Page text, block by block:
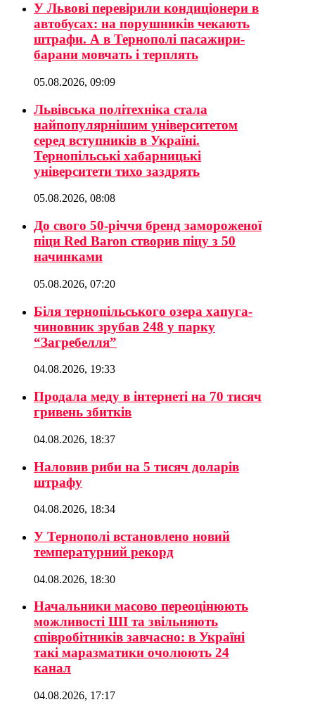
У Львові перевірили кондиціонери в
автобусах: на порушників чекають
штрафи. А в Тернополі пасажири-
барани мовчать і терплять
05.08.2026, 09:09
Львівська політехніка стала
найпопулярнішим університетом
серед вступників в Україні.
Тернопільські хабарницькі
університети тихо заздрять
05.08.2026, 08:08
До свого 50-річчя бренд замороженої
піци Red Baron створив піцу з 50
начинками
05.08.2026, 07:20
Біля тернопільського озера хапуга-
чиновник зрубав 248 у парку
“Загребелля”
04.08.2026, 19:33
Продала меду в інтернеті на 70 тисяч
гривень збитків
04.08.2026, 18:37
Наловив риби на 5 тисяч доларів
штрафу
04.08.2026, 18:34
У Тернополі встановлено новий
температурний рекорд
04.08.2026, 18:30
Начальники масово переоцінюють
можливості ШІ та звільняють
співробітників завчасно: в Україні
такі маразматики очолюють 24
канал
04.08.2026, 17:17